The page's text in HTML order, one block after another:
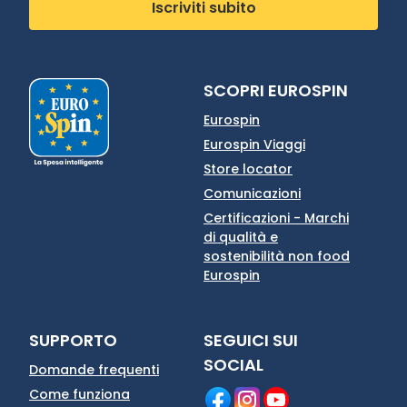
Iscriviti subito
SCOPRI EUROSPIN
Eurospin
Eurospin Viaggi
Store locator
Comunicazioni
Certificazioni - Marchi
di qualità e
sostenibilità non food
Eurospin
SUPPORTO
Domande frequenti
Come funziona
SEGUICI SUI
SOCIAL